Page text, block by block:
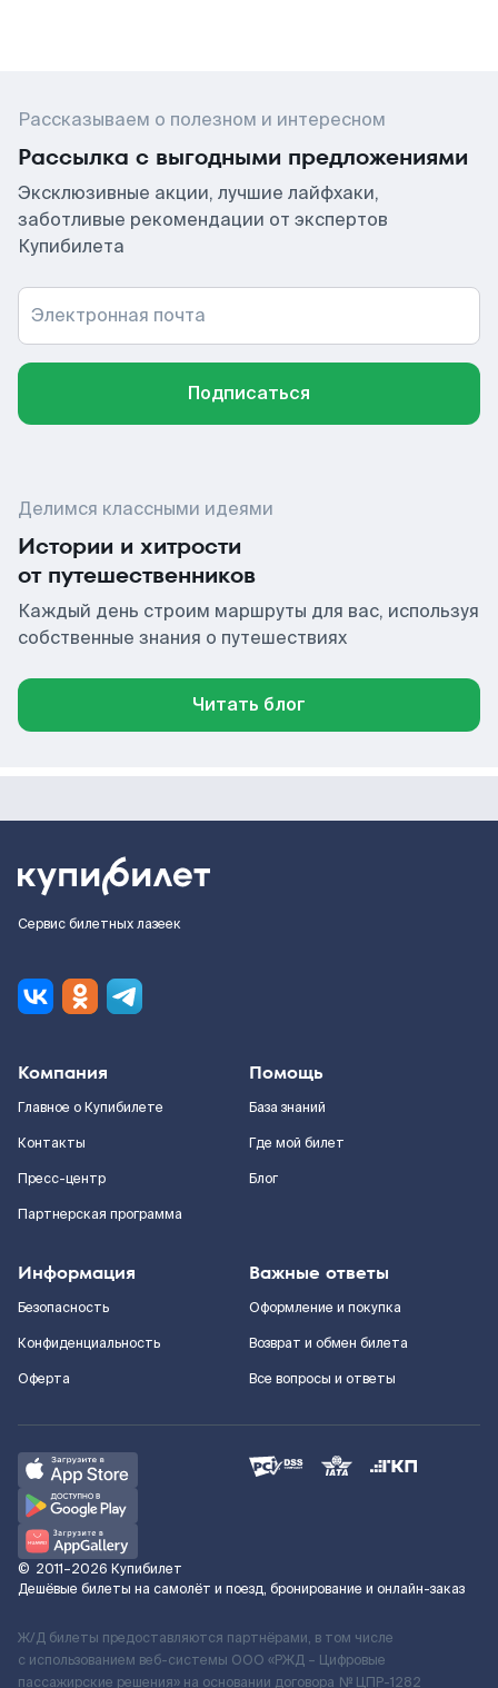
Рассказываем о полезном и интересном
Рассылка с выгодными предложениями
Эксклюзивные акции, лучшие лайфхаки,
заботливые рекомендации от экспертов
Купибилета
Электронная почта
Подписаться
Делимся классными идеями
Истории и хитрости
от путешественников
Каждый день строим маршруты для вас, используя
собственные знания о путешествиях
Читать блог
Сервис билетных лазеек
Компания
Главное о Купибилете
Контакты
Пресс-центр
Партнерская программа
Помощь
База знаний
Где мой билет
Блог
Информация
Безопасность
Конфиденциальность
Оферта
Важные ответы
Оформление и покупка
Возврат и обмен билета
Все вопросы и ответы
© 2011–2026 Купибилет
Дешёвые билеты на самолёт и поезд, бронирование и онлайн-заказ
Ж/Д билеты предоставляются партнёрами, в том числе
с использованием веб-системы ООО «РЖД – Цифровые
пассажирские решения» на основании договора № ЦПР-1282